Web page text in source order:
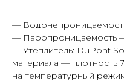
—
— Паропроницаемость —
— Утеплитель: DuPont
материала — плотность
на температурный